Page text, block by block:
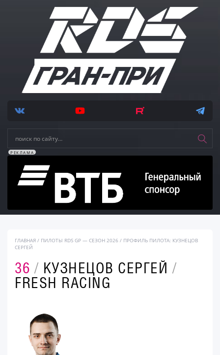
РЕКЛАМА
ГЛАВНАЯ / ПИЛОТЫ RDS GP — СЕЗОН 2026 / ПРОФИЛЬ ПИЛОТА: КУЗНЕЦОВ
СЕРГЕЙ
36 / КУЗНЕЦОВ СЕРГЕЙ /
FRESH RACING